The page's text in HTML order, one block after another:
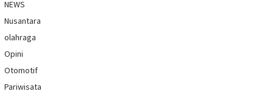
NEWS
Nusantara
olahraga
Opini
Otomotif
Pariwisata